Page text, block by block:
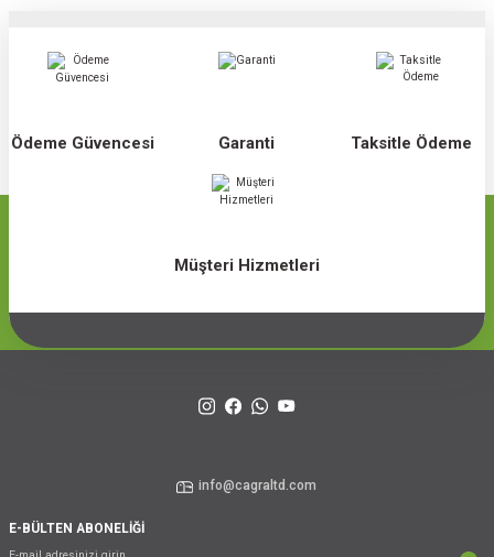
Ödeme Güvencesi Garanti Taksitle Ödeme
Müşteri Hizmetleri
info@cagraltd.com
E-BÜLTEN ABONELİĞİ